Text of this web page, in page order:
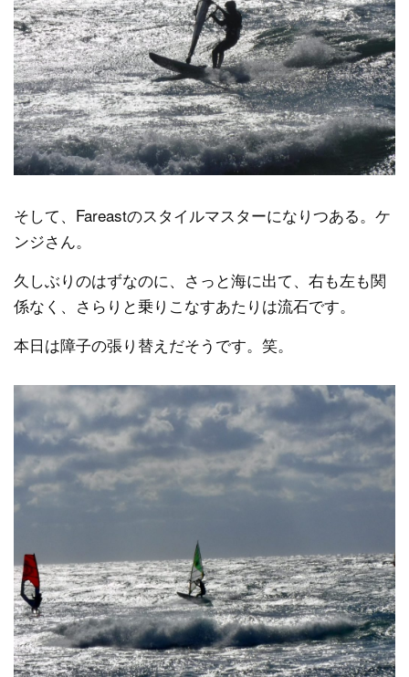
そして、Fareastのスタイルマスターになりつある。ケ
ンジさん。
久しぶりのはずなのに、さっと海に出て、右も左も関
係なく、さらりと乗りこなすあたりは流石です。
本日は障子の張り替えだそうです。笑。